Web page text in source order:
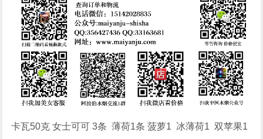
卡瓦50克 女士可可 3条 薄荷1条 菠萝1 冰薄荷1 双苹果1